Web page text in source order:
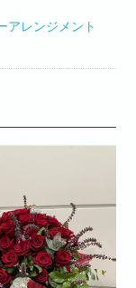
アレンジメント